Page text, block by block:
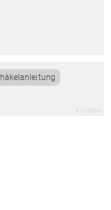
häkelanleitung